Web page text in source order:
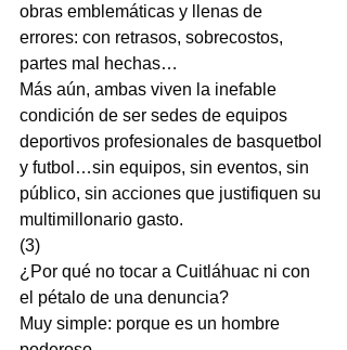
obras emblemáticas y llenas de
errores: con retrasos, sobrecostos,
partes mal hechas…
Más aún, ambas viven la inefable
condición de ser sedes de equipos
deportivos profesionales de basquetbol
y futbol…sin equipos, sin eventos, sin
público, sin acciones que justifiquen su
multimillonario gasto.
(3)
¿Por qué no tocar a Cuitláhuac ni con
el pétalo de una denuncia?
Muy simple: porque es un hombre